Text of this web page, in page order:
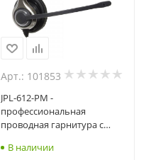
Арт.: 101853
JPL-612-PM -
профессиональная
проводная гарнитура с
акустической защитой,
В наличии